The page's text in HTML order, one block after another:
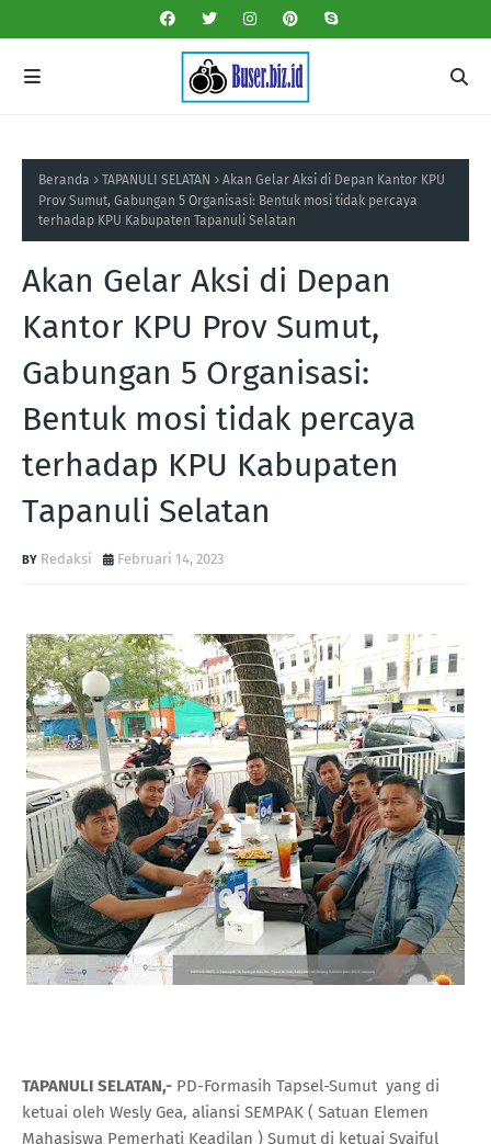
Beranda TAPANULI SELATAN
Akan Gelar Aksi di Depan Kantor KPU
Prov Sumut, Gabungan 5 Organisasi: Bentuk mosi tidak percaya
terhadap KPU Kabupaten Tapanuli Selatan
Akan Gelar Aksi di Depan
Kantor KPU Prov Sumut,
Gabungan 5 Organisasi:
Bentuk mosi tidak percaya
terhadap KPU Kabupaten
Tapanuli Selatan
Redaksi Februari 14, 2023
TAPANULI SELATAN,- PD-Formasih Tapsel-Sumut yang di
ketuai oleh Wesly Gea, aliansi SEMPAK ( Satuan Elemen
Mahasiswa Pemerhati Keadilan ) Sumut di ketuai Syaiful